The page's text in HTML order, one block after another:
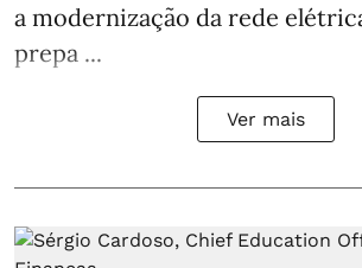
a modernização da rede
prepa ...
Ver mais